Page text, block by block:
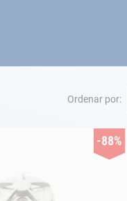
Ordenar por:
-88%